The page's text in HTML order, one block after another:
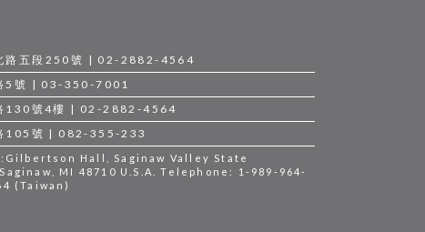
路五段250號 | 02-2882-4564
5號 | 03-350-7001
130號4樓 | 02-2882-4564
105號 | 082-355-233
Hall, Saginaw Valley State
MI 48710 U.S.A. Telephone: 1-989-964-
(Taiwan)